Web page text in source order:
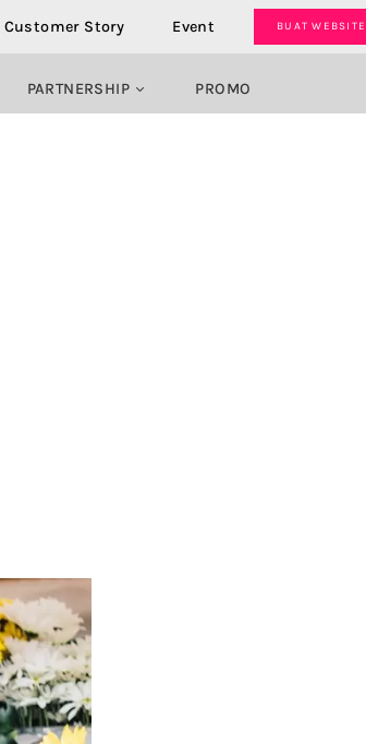
Customer Story Event BUAT
PARTNERSHIP PROMO